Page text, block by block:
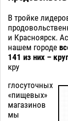
В тройке
и Красноярск.
нашем городе
141 из них –
кру
глосуточных
«пищевых»
магазинов
мы